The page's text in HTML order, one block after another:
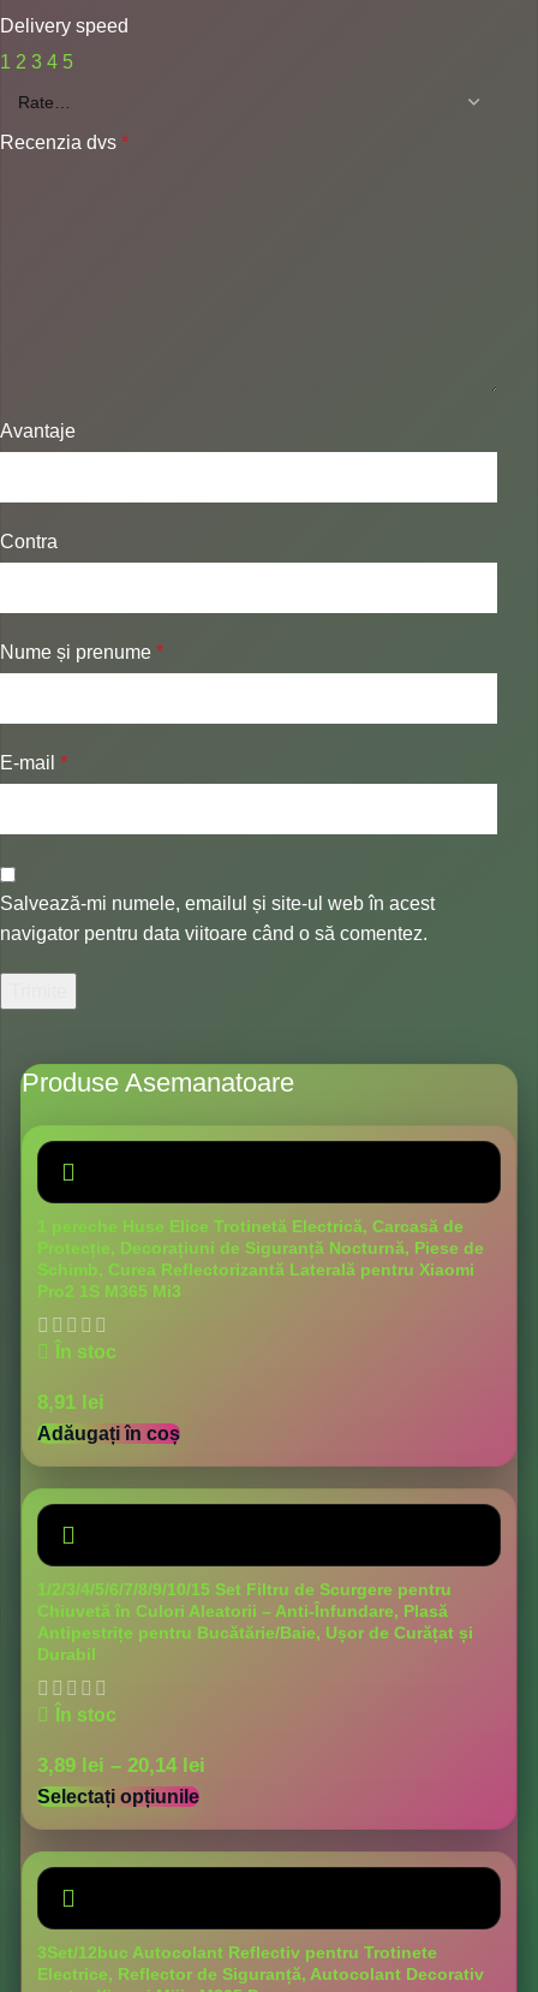
Delivery speed
1 2 3 4 5
Recenzia dvs*
Avantaje
Contra
Nume și prenume*
E-mail*
Salvează-mi numele, emailul și site-ul web în acest
navigator pentru data viitoare când o să comentez.
Produse Asemanatoare
1 pereche Huse Elice Trotinetă Electrică, Carcasă de
Protecție, Decorațiuni de Siguranță Nocturnă, Piese de
Schimb, Curea Reflectorizantă Laterală pentru Xiaomi
Pro2 1S M365 Mi3
În stoc
8,91 lei
Adăugați în coș
1/2/3/4/5/6/7/8/9/10/15 Set Filtru de Scurgere pentru
Chiuvetă în Culori Aleatorii – Anti-Înfundare, Plasă
Antipestrițe pentru Bucătărie/Baie, Ușor de Curățat și
Durabil
În stoc
3,89 lei – 20,14 lei
Selectați opțiunile
3Set/12buc Autocolant Reflectiv pentru Trotinete
Electrice, Reflector de Siguranță, Autocolant Decorativ